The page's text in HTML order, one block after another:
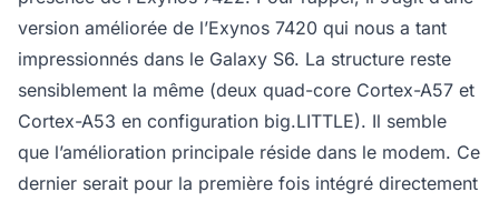
version améliorée de l’Exynos 7420 qui nous a tant
impressionnés dans le Galaxy S6. La structure reste
sensiblement la même (deux quad-core Cortex-A57 et
Cortex-A53 en configuration big.LITTLE). Il semble
que l’amélioration principale réside dans le modem. Ce
dernier serait pour la première fois intégré directement